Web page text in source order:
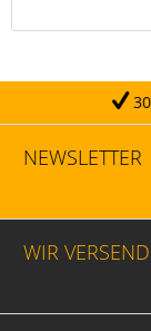
Geld zurück
NEWSLETTER
WIR